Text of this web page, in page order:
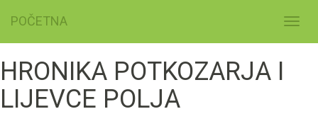
POČETNA
HRONIKA POTKOZARJA I
LIJEVCE POLJA